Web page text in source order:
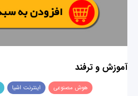
آموزش و ترفند
هوش مصنوعی اینترنت اشیا